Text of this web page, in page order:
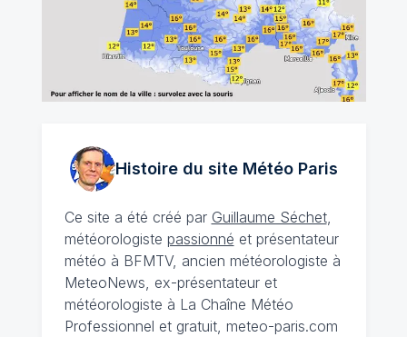
Histoire du site MétéoParis
Ce site a été créé par Guillaume Séchet,
météorologiste passionné et présentateur
météo à BFMTV, ancien météorologiste à
MeteoNews, ex-présentateur et
météorologiste à La Chaîne Météo
Professionnel et gratuit, meteo-paris.com